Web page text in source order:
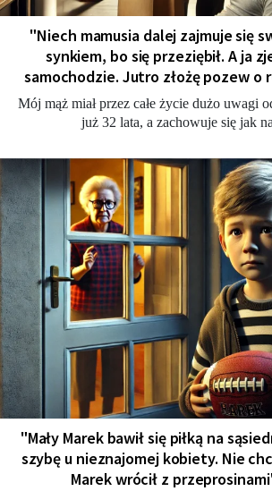
"Niech mamusia dalej zajmuje się
synkiem, bo się przeziębił. A ja
samochodzie. Jutro złożę pozew o
Mój mąż miał przez całe życie dużo uwagi
już 32 lata, a zachowuje się jak
"Mały Marek bawił się piłką na
szybę u nieznajomej kobiety. Nie
Marek wrócił z